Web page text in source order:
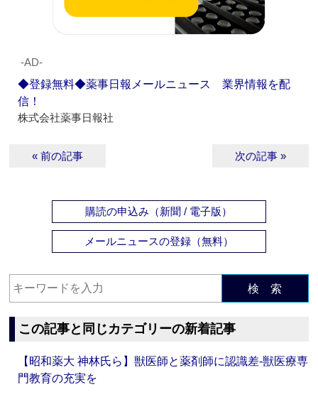
‐AD‐
◆登録無料◆薬事日報メールニュース 業界情報を配
信！
株式会社薬事日報社
« 前の記事 次の記事 »
購読の申込み（新聞 / 電子版）
メールニュースの登録（無料）
検 索
この記事と同じカテゴリーの新着記事
【昭和薬大 神林氏ら】獣医師と薬剤師に認識差‐獣医療専
門教育の充実を